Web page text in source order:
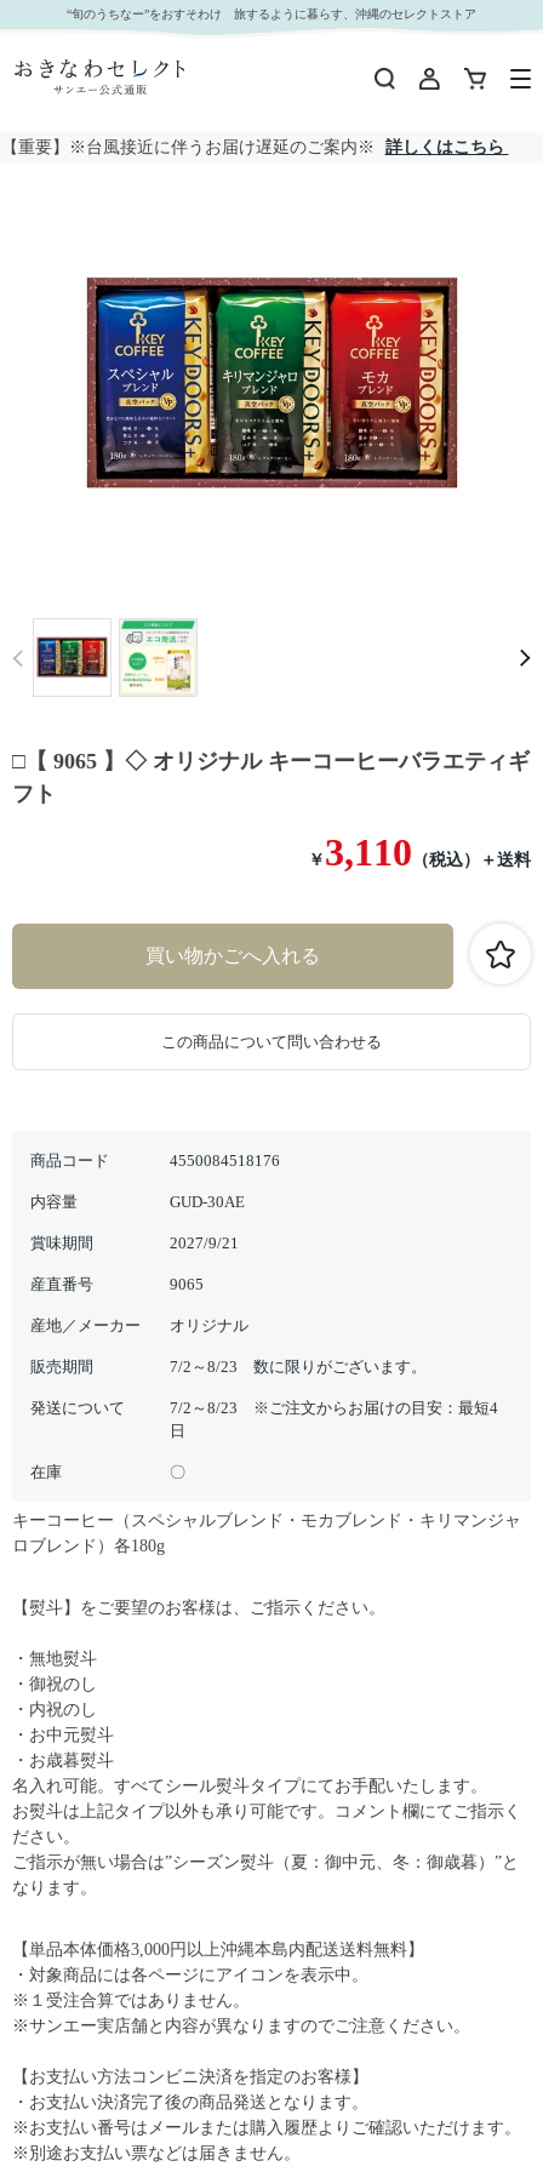
□【 9065 】◇ オリジナル キーコーヒーバラエティギフト｜おきなわセレクト サンエー公式通
販
“旬のうちなー”をおすそわけ 旅するように暮らす、沖縄のセレクトストア
【重要】※台風接近に伴うお届け遅延のご案内※ 詳しくはこちら
Prev
□【 9065 】◇ オリジナル キーコーヒーバラエティギ
フト
￥ 3,110 （税込） ＋送料
商品コード 4550084518176
内容量 GUD-30AE
賞味期間 2027/9/21
産直番号 9065
産地／メーカー オリジナル
販売期間 7/2～8/23 数に限りがございます。
発送について
7/2～8/23 ※ご注文からお届けの目安：最短4
日
在庫 〇
この商品について問い合わせる
キーコーヒー（スペシャルブレンド・モカブレンド・キリマンジャ
ロブレンド）各180g
【熨斗】をご要望のお客様は、ご指示ください。
・無地熨斗
・御祝のし
・内祝のし
・お中元熨斗
・お歳暮熨斗
名入れ可能。すべてシール熨斗タイプにてお手配いたします。
お熨斗は上記タイプ以外も承り可能です。コメント欄にてご指示く
ださい。
ご指示が無い場合は”シーズン熨斗（夏：御中元、冬：御歳暮）”と
なります。
【単品本体価格3,000円以上沖縄本島内配送送料無料】
・対象商品には各ページにアイコンを表示中。
※１受注合算ではありません。
※サンエー実店舗と内容が異なりますのでご注意ください。
【お支払い方法コンビニ決済を指定のお客様】
・お支払い決済完了後の商品発送となります。
※お支払い番号はメールまたは購入履歴よりご確認いただけます。
※別途お支払い票などは届きません。